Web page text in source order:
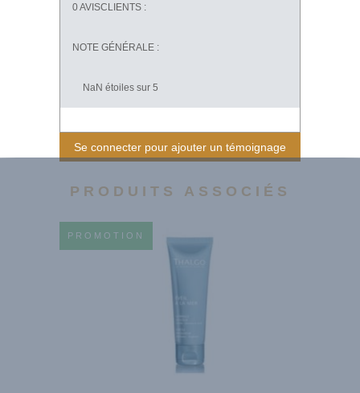
0AVISCLIENTS :
NOTE GÉNÉRALE :
NaN étoiles sur 5
Se connecter pour ajouter un témoignage
PRODUITS ASSOCIÉS
PROMOTION